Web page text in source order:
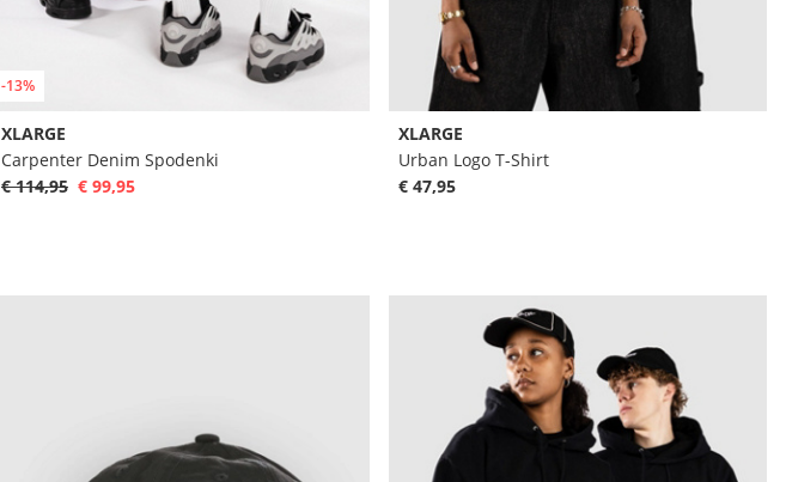
-13%
XLARGE
Carpenter Denim Spodenki
€ 114,95 € 99,95
XLARGE
Urban Logo T-Shirt
€ 47,95